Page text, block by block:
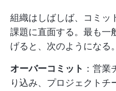
組織はしばしば、コミッ
課題に直面する。最も一
げると、次のようになる。
オーバーコミット ：営
り込み、プロジェクト